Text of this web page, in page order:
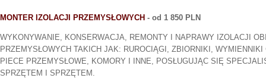
MONTER IZOLACJI PRZEMYSŁOWYCH - od 1 850 PLN
WYKONYWANIE, KONSERWACJA, REMONTY I NAPRAWY IZOLACJI
PRZEMYSŁOWYCH TAKICH JAK: RUROCIĄGI, ZBIORNIKI,
PIECE PRZEMYSŁOWE, KOMORY I INNE, POSŁUGUJĄC SIĘ
SPRZĘTEM I SPRZĘTEM.